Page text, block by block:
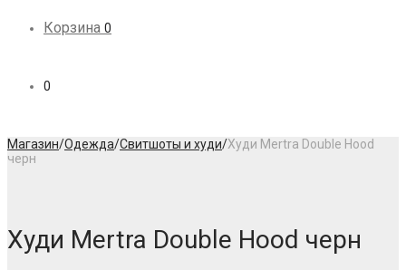
Корзина 0
0
Магазин/Одежда/Свитшоты и худи/Худи Mertra Double Hood
черн
Худи Mertra Double Hood черн